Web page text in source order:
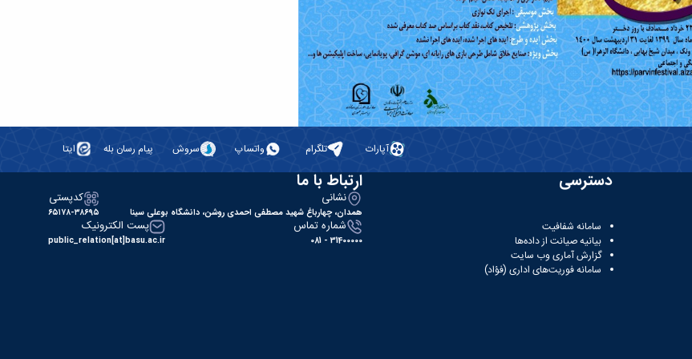
آپارات تلگرام واتساپ سروش پیام رسان بله ایتا
دسترسی
سامانه شفافیت
بیانیه صیانت از داده‌ها
گزارش آماری وب‌ سایت
سامانه فوریت‌های اداری (فؤاد)
ارتباط با ما
نشانی
همدان، چهارباغ شهید مصطفی احمدی روشن، دانشگاه بوعلی سینا
کدپستی
۶۵۱۷۸-۳۸۶۹۵
شماره تماس
31400000 - 081
پست الکترونیک
public_relation[at]basu.ac.ir